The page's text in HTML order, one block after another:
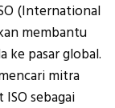
(International
membantu
ke pasar global.
mitra
sebagai